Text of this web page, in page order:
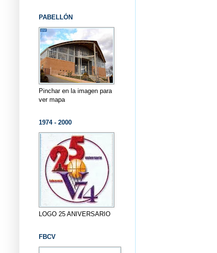
PABELLÓN
Pinchar en la imagen para
ver mapa
1974 - 2000
LOGO 25 ANIVERSARIO
FBCV